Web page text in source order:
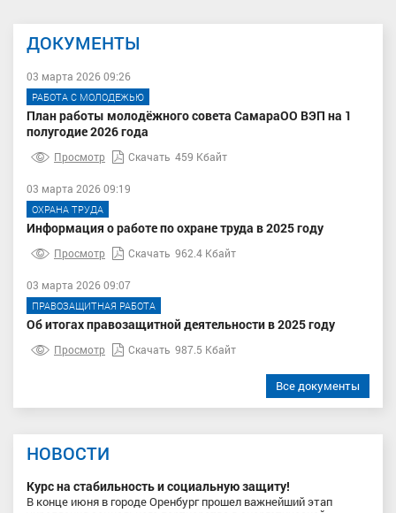
ДОКУМЕНТЫ
03 марта 2026 09:26
РАБОТА С МОЛОДЕЖЬЮ
План работы молодёжного совета СамараОО ВЭП на 1
полугодие 2026 года
Просмотр Скачать 459 Кбайт
03 марта 2026 09:19
ОХРАНА ТРУДА
Информация о работе по охране труда в 2025 году
Просмотр Скачать 962.4 Кбайт
03 марта 2026 09:07
ПРАВОЗАЩИТНАЯ РАБОТА
Об итогах правозащитной деятельности в 2025 году
Просмотр Скачать 987.5 Кбайт
Все документы
НОВОСТИ
Курс на стабильность и социальную защиту!
В конце июня в городе Оренбург прошел важнейший этап